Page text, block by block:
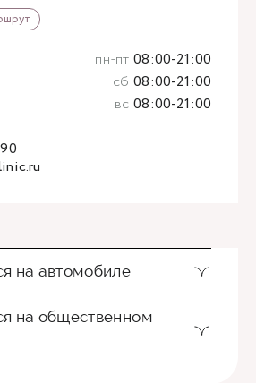
пн-пт 08:00-21:00
сб 08:00-21:00
вс 08:00-21:00
на автомобиле
на общественном